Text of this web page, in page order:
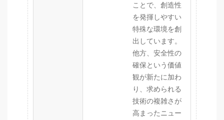
ことで、創造性
を発揮しやすい
特殊な環境を創
出しています。
他方、安全性の
確保という価値
観が新たに加わ
り、求められる
技術の複雑さが
高まったニュー